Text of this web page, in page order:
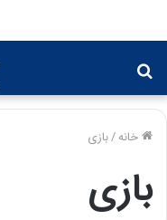
برای
خانه/بازی
بازی